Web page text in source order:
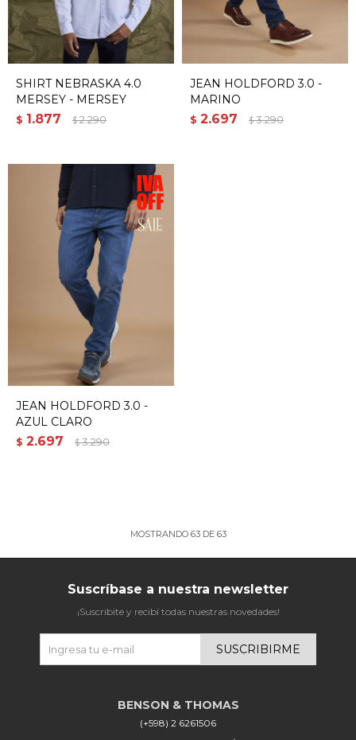
SHIRT NEBRASKA 4.0
MERSEY - MERSEY
$ 1.877 $ 2.290
JEAN HOLDFORD 3.0 -
MARINO
$ 2.697 $ 3.290
JEAN HOLDFORD 3.0 -
AZUL CLARO
$ 2.697 $ 3.290
MOSTRANDO 63DE 63
(+598) 2 6261506
Suscríbase a nuestra newsletter
¡Suscribite y recibí todas nuestras novedades!
SUSCRIBIRME